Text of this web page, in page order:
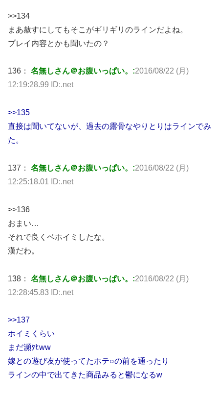
>>134
まあ赦すにしてもそこがギリギリのラインだよね。
プレイ内容とかも聞いたの？
136： 名無しさん＠お腹いっぱい。:2016/08/22 (月)
12:19:28.99 ID:.net
>>135
直接は聞いてないが、過去の露骨なやりとりはラインでみ
た。
137： 名無しさん＠お腹いっぱい。:2016/08/22 (月)
12:25:18.01 ID:.net
>>136
おまい…
それで良くベホイミしたな。
漢だわ。
138： 名無しさん＠お腹いっぱい。:2016/08/22 (月)
12:28:45.83 ID:.net
>>137
ホイミくらい
まだ瀕ﾀﾋww
嫁との遊び友が使ってたホテ○の前を通ったり
ラインの中で出てきた商品みると鬱になるw